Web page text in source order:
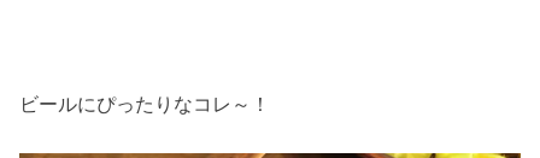
ビールにぴったりなコレ～！